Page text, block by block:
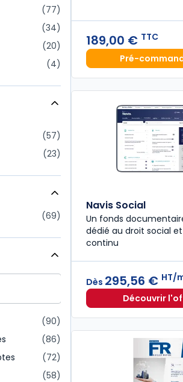
77
34
20
4
57
23
69
90
86
72
58
189,00 € TTC
Pré-
Navis Social
Un fonds
dédié au droit social
continu
Dès 295,56 € HT/
Découvrir